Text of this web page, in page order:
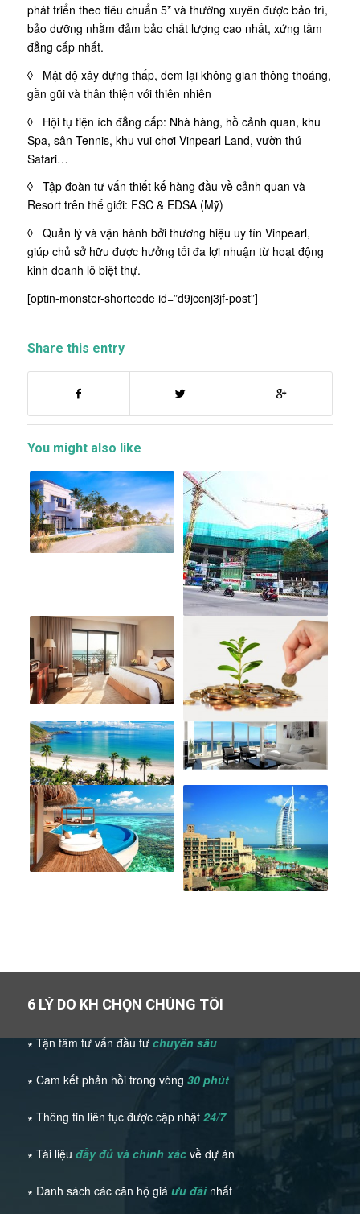
phát triển theo tiêu chuẩn 5* và thường xuyên được bảo trì,
bảo dưỡng nhằm đảm bảo chất lượng cao nhất, xứng tầm
đẳng cấp nhất.
◊ Mật độ xây dựng thấp, đem lại không gian thông thoáng,
gần gũi và thân thiện với thiên nhiên
◊ Hội tụ tiện ích đẳng cấp: Nhà hàng, hồ cảnh quan, khu
Spa, sân Tennis, khu vui chơi Vinpearl Land, vườn thú
Safari…
◊ Tập đoàn tư vấn thiết kế hàng đầu về cảnh quan và
Resort trên thế giới: FSC & EDSA (Mỹ)
◊ Quản lý và vận hành bởi thương hiệu uy tín Vinpearl,
giúp chủ sở hữu được hưởng tối đa lợi nhuận từ hoạt động
kinh doanh lô biệt thự.
[optin-monster-shortcode id=”d9jccnj3jf-post”]
Share this entry
You might also like
6 LÝ DO KH CHỌN CHÚNG TÔI
∗ Tận tâm tư vấn đầu tưchuyên sâu
∗ Cam kết phản hồi trong vòng 30 phút
∗ Thông tin liên tục được cập nhật 24/7
∗ Tài liệu đầy đủ và chính xácvề dự án
∗ Danh sách các căn hộ giá ưu đãinhất